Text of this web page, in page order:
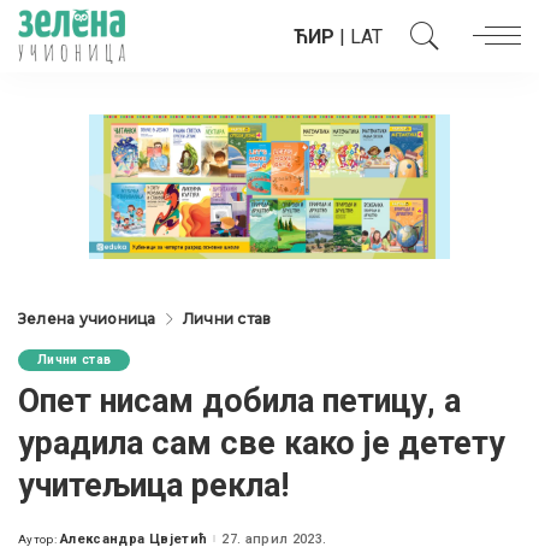
ЋИР | LAT
Зелена учионица Лични став
Лични став
Опет нисам добила петицу, а
урадила сам све како је детету
учитељица рекла!
Posted
Аутор: Александра Цвјетић 27. април 2023.